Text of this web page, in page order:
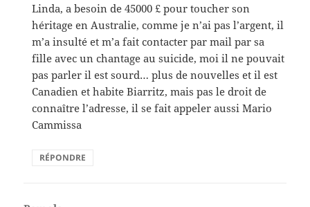
Linda, a besoin de 45000 £ pour toucher son
héritage en Australie, comme je n’ai pas l’argent, il
m’a insulté et m’a fait contacter par mail par sa
fille avec un chantage au suicide, moi il ne pouvait
pas parler il est sourd… plus de nouvelles et il est
Canadien et habite Biarritz, mais pas le droit de
connaître l’adresse, il se fait appeler aussi Mario
Cammissa
RÉPONDRE